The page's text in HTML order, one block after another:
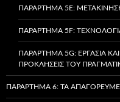
ΠΑΡΆΡΤΗΜΑ 5E:
ΠΑΡΆΡΤΗΜΑ 5F:
ΠΑΡΆΡΤΗΜΑ 5G: ΕΡΓΑΣΊΑ
ΠΡΟΚΛΉΣΕΙΣ ΤΟΥ
ΠΑΡΆΡΤΗΜΑ 6: ΤΑ